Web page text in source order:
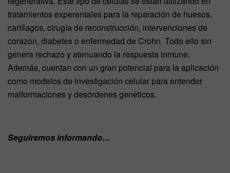
tratamientos experentales para la reparación de huesos,
cartílagos, cirugía de reconstrucción, intervenciones de
corazón, diabetes o enfermedad de Crohn. Todo ello sin
genera rechazo y atenuando la respuesta inmune.
Además, cuentan con un gran potencial para la aplicación
como modelos de investigación celular para entender
malformaciones y desórdenes genéticos.
Seguiremos informando…